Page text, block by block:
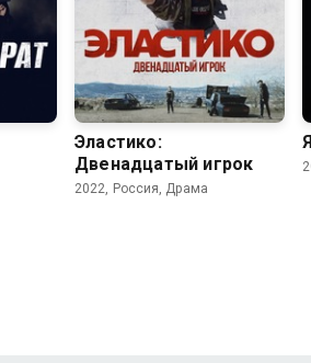
Эластико:
Двенадцатый игрок
2022, Россия, Драма